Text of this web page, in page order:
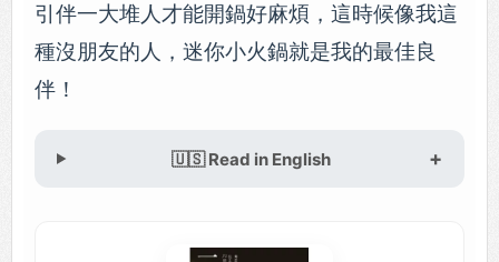
引伴一大堆人才能開鍋好麻煩，這時候像我這
種沒朋友的人，迷你小火鍋就是我的最佳良
伴！
🇺🇸 Read in English